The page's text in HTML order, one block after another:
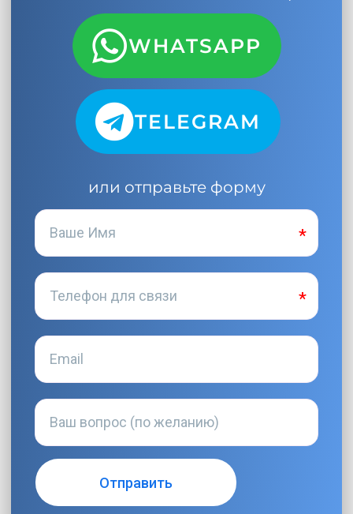
WHATSAPP
TELEGRAM
или отправьте форму